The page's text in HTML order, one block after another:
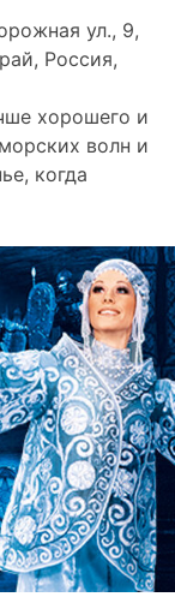
ул., 9,
Россия,
хорошего и
волн и
когда